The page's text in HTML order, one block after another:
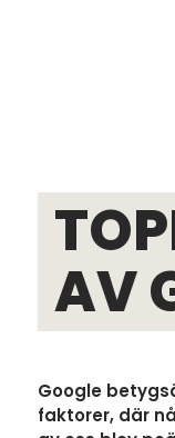
AV
Google
faktorer, där